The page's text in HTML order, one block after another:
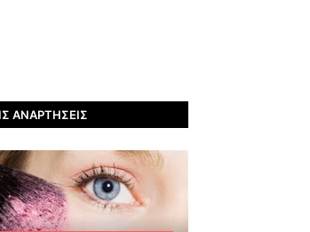
ΑΝΑΡΤΉΣΕΙΣ